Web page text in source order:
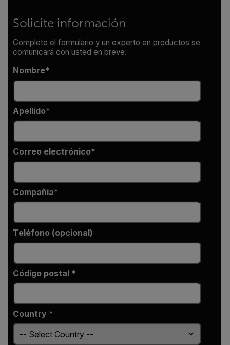
Solicite información
Complete el formulario y un experto en productos se
comunicará con usted en breve.
Nombre
Apellido
Correo electrónico
Compañía
Teléfono (opcional)
Código postal *
Country *